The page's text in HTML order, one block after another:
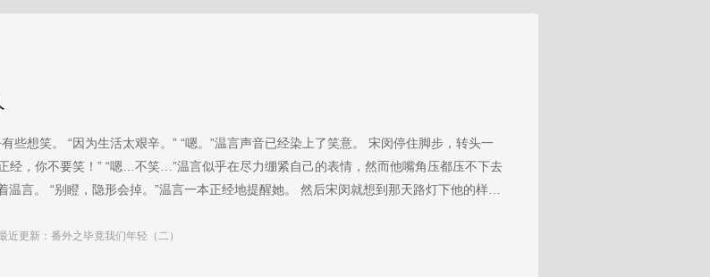
些想笑。 “因为生活太艰辛。” “嗯。”温言声音已经染上了笑意。 宋闵停住脚步，转头一
经，你不要笑！” “嗯…不笑…”温言似乎在尽力绷紧自己的表情，然而他嘴角压都压不下去
温言。 “别瞪，隐形会掉。”温言一本正经地提醒她。 然后宋闵就想到那天路灯下他的样
！！
近更新：番外之毕竟我们年轻（二）